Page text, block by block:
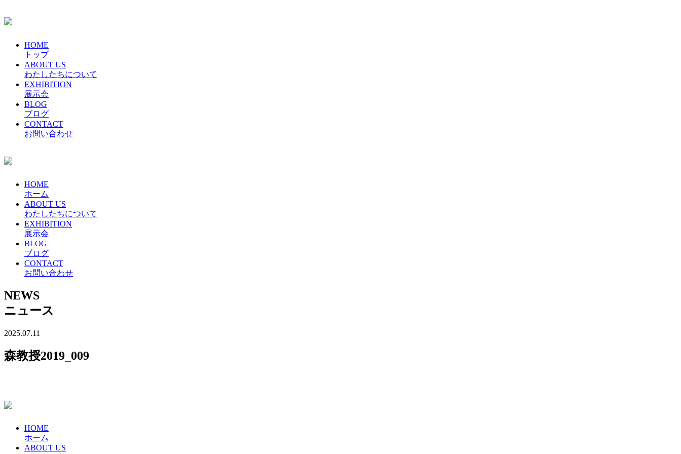
HOME
トップ
ABOUT US
わたしたちについて
EXHIBITION
展示会
BLOG
ブログ
CONTACT
お問い合わせ
HOME
ホーム
ABOUT US
わたしたちについて
EXHIBITION
展示会
BLOG
ブログ
CONTACT
お問い合わせ
NEWS
ニュース
2025.07.11
森教授2019_009
HOME
ホーム
ABOUT US